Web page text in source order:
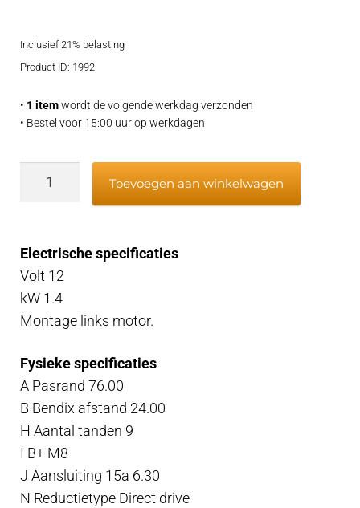
was:
Inclusief 21% belasting
Product ID: 1992
• 1 itemwordt de volgende werkdag verzonden
• Bestel voor 15:00 uur op werkdagen
aantal
Toevoegen aan winkelwagen
Electrische specificaties
Volt 12
kW 1.4
Montage links motor.
Fysieke specificaties
A Pasrand 76.00
B Bendix afstand 24.00
H Aantal tanden 9
I B+ M8
J Aansluiting 15a 6.30
N Reductietype Direct drive